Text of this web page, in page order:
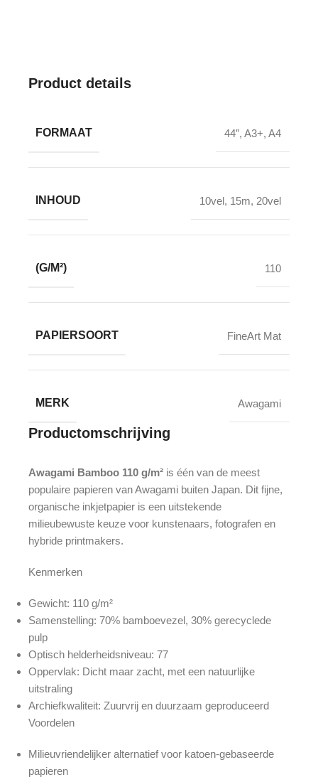
Product details
FORMAAT 44″, A3+, A4
INHOUD 10vel, 15m, 20vel
(G/M²) 110
PAPIERSOORT FineArt Mat
MERK Awagami
Productomschrijving
Awagami Bamboo 110 g/m² is één van de meest
populaire papieren van Awagami buiten Japan. Dit fijne,
organische inkjetpapier is een uitstekende
milieubewuste keuze voor kunstenaars, fotografen en
hybride printmakers.
Kenmerken
Gewicht: 110 g/m²
Samenstelling: 70% bamboevezel, 30% gerecyclede
pulp
Optisch helderheidsniveau: 77
Oppervlak: Dicht maar zacht, met een natuurlijke
uitstraling
Archiefkwaliteit: Zuurvrij en duurzaam geproduceerd
Voordelen
Milieuvriendelijker alternatief voor katoen-gebaseerde
papieren